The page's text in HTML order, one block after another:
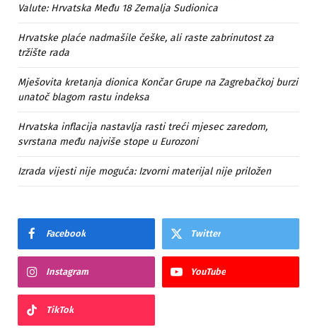
Valute: Hrvatska Među 18 Zemalja Sudionica
Hrvatske plaće nadmašile češke, ali raste zabrinutost za
tržište rada
Mješovita kretanja dionica Končar Grupe na Zagrebačkoj burzi
unatoč blagom rastu indeksa
Hrvatska inflacija nastavlja rasti treći mjesec zaredom,
svrstana među najviše stope u Eurozoni
Izrada vijesti nije moguća: Izvorni materijal nije priložen
Facebook Twitter
Instagram YouTube
TikTok